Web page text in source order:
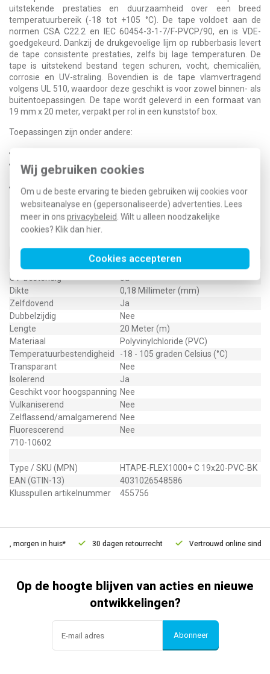
Wij gebruiken cookies
Om u de beste ervaring te bieden gebruiken wij cookies voor
websiteanalyse en (gepersonaliseerde) advertenties. Lees
meer in ons privacybeleid . Wilt u alleen noodzakelijke
cookies? Klik dan hier
Cookies accepteren
uitstekende prestaties en duurzaamheid over een breed
temperatuurbereik (-18 tot +105 °C). De tape voldoet aan de
normen CSA C22.2 en IEC 60454-3-1-7/F-PVCP/90, en is VDE-
goedgekeurd. Dankzij de drukgevoelige lijm op rubberbasis levert
de tape consistente prestaties, zelfs bij lage temperaturen. De
tape is uitstekend bestand tegen schuren, vocht, chemicaliën,
corrosie en UV-straling. Bovendien is de tape vlamvertragend
volgens UL 510, waardoor deze geschikt is voor zowel binnen- als
buitentoepassingen. De tape wordt geleverd in een formaat van
19 mm x 20 meter, verpakt per rol in een kunststof box.
Toepassingen zijn onder andere:
Beschermende buitenmantel voor aftakkingen in laag-, midden-
en hoogspanningsbereik.
Bundelen, beschermen en markeren van bekabeling en losse
aders.
Technische specificaties
Kleur
Breedte
19 Millimeter (mm)
UV-bestendig
Ja
Dikte
0,18 Millimeter (mm)
Zelfdovend
Ja
Dubbelzijdig
Nee
Lengte
20 Meter (m)
Materiaal
Polyvinylchloride (PVC)
Temperatuurbestendigheid
-18 - 105 graden Celsius (°C)
Transparant
Nee
Isolerend
Ja
Geschikt voor hoogspanning Nee
Vulkaniserend
Nee
Zelflassend/amalgamerend Nee
Fluorescerend
Nee
710-10602
Type / SKU (MPN)
HTAPE-FLEX1000+ C 19x20-PVC-BK
EAN (GTIN-13)
4031026548586
Klusspullen artikelnummer
455756
morgen in huis* 30 dagen retourrecht Vertrouwd online sinds
Op de hoogte blijven van acties en nieuwe
ontwikkelingen?
Abonneer